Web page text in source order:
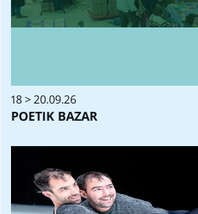
18 > 20.09.26
POETIK BAZAR